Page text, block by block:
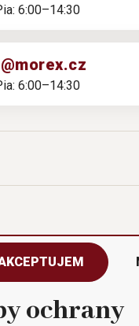
6:00–14:30
6:00–14:30
ochrany